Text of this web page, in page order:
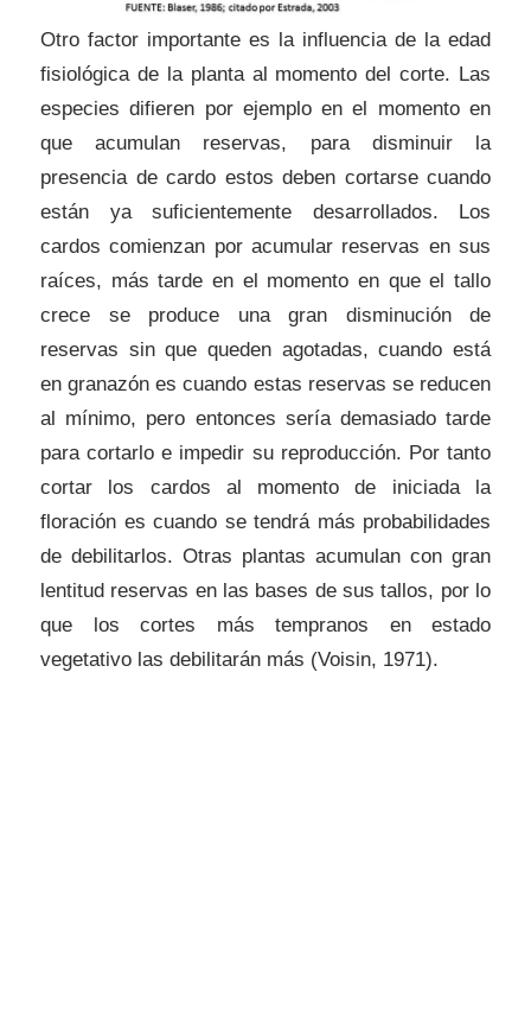
Otro factor importante es la influencia de la edad
fisiológica de la planta al momento del corte. Las
especies difieren por ejemplo en el momento en
que acumulan reservas, para disminuir la
presencia de cardo estos deben cortarse cuando
están ya suficientemente desarrollados. Los
cardos comienzan por acumular reservas en sus
raíces, más tarde en el momento en que el tallo
crece se produce una gran disminución de
reservas sin que queden agotadas, cuando está
en granazón es cuando estas reservas se reducen
al mínimo, pero entonces sería demasiado tarde
para cortarlo e impedir su reproducción. Por tanto
cortar los cardos al momento de iniciada la
floración es cuando se tendrá más probabilidades
de debilitarlos. Otras plantas acumulan con gran
lentitud reservas en las bases de sus tallos, por lo
que los cortes más tempranos en estado
vegetativo las debilitarán más (Voisin, 1971).